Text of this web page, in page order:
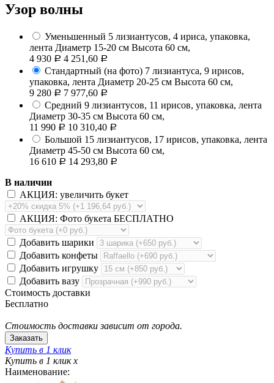
Узор волны
Уменьшенный 5 лизиантусов, 4 ириса, упаковка,
лента Диаметр 15-20 см Высота 60 см,
4 930 Р 4 251,60 Р
Стандартный (на фото) 7 лизиантуса, 9 ирисов,
упаковка, лента Диаметр 20-25 см Высота 60 см,
9 280 Р 7 977,60 Р
Средний 9 лизиантусов, 11 ирисов, упаковка, лента
Диаметр 30-35 см Высота 60 см,
11 990 Р 10 310,40 Р
Большой 15 лизиантусов, 17 ирисов, упаковка, лента
Диаметр 45-50 см Высота 60 см,
16 610 Р 14 293,80 Р
В наличии
АКЦИЯ: увеличить букет
АКЦИЯ: Фото букета БЕСПЛАТНО
Добавить шарики
Добавить конфеты
Добавить игрушку
Добавить вазу
Стоимость доставки
Бесплатно
Стоимость доставки зависит от города.
Купить в 1 клик
Купить в 1 клик x
Наименование: